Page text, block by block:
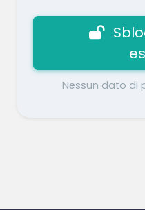
Nessun dato di